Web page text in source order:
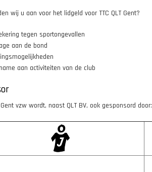
wij u aan voor het lidgeld voor TTC QLT Gent?
tegen sportongevallen
aan de bond
aan activiteiten van de club
Gent vzw wordt, naast QLT BV, ook gesponsord door: